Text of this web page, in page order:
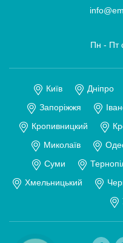
Пн - Пт
Київ Дніпро
Запоріжжя
Кропивницкий
Миколаїв
Суми
Хмельницький